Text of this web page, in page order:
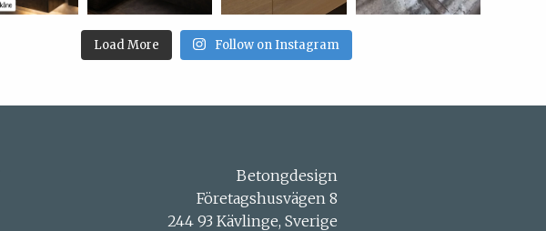
Load More Follow on Instagram
Betongdesign
Företagshusvägen 8
244 93 Kävlinge, Sverige